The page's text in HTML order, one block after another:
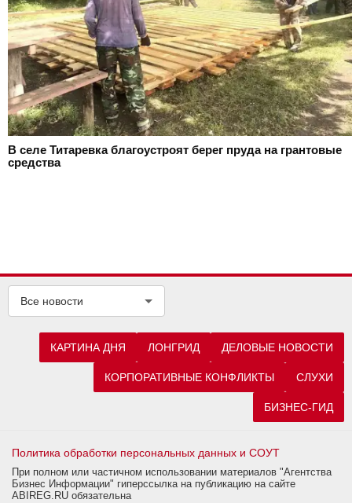
В селе Титаревка благоустроят берег пруда на грантовые
средства
Все новости
КАРТИНА ДНЯ ЛОНГРИД ДЕЛОВЫЕ НОВОСТИ
КОРПОРАТИВНЫЕ КОНФЛИКТЫ СЛУХИ
БИЗНЕС-ГИД
Политика обработки персональных данных и СОУТ
При полном или частичном использовании материалов "Агентства
Бизнес Информации" гиперссылка на публикацию на сайте
ABIREG.RU обязательна